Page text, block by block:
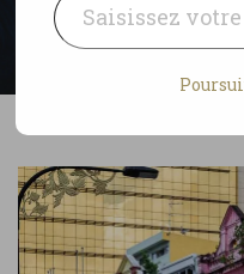
by Marie-Ange Ostré
1 Comment